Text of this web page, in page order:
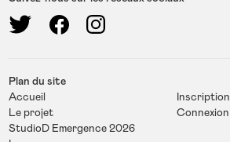
Plan du site
Accueil
Le projet
StudioD Emergence 2026
Inscription
Connexion